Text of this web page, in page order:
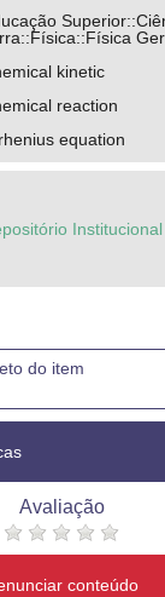
kinetic
reaction
equation
do item
Avaliação
conteúdo